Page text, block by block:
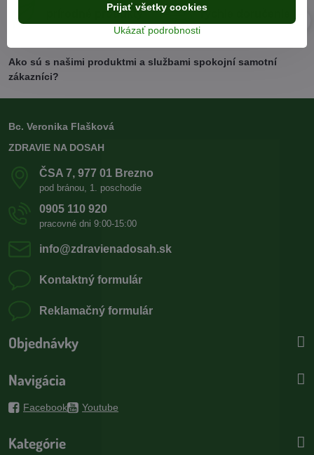
prírodné produkty rýchle doručenie
Ako sú s našimi produktmi a službami spokojní samotní
zákazníci?
Bc. Veronika Flašková
ZDRAVIE NA DOSAH
ČSA 7, 977 01 Brezno
pod bránou, 1. poschodie
0905 110 920
pracovné dni 9:00-15:00
info​@zdravienadosah​.sk
Kontaktný formulár
Reklamačný formulár
Objednávky
Navigácia
Facebook Youtube
Kategórie
Ukázať podrobnosti
Prijať všetky cookies